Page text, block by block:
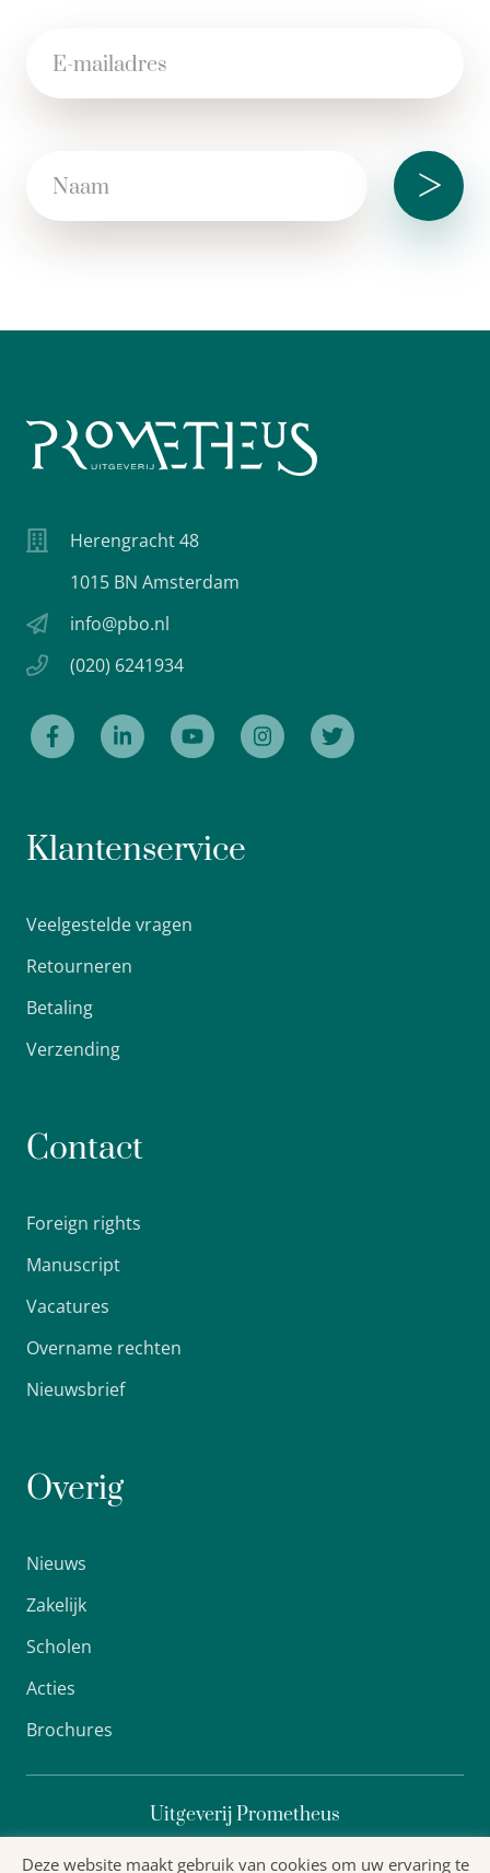
>
Herengracht 48
1015 BN Amsterdam
info@pbo.nl
(020) 6241934
Klantenservice
Veelgestelde vragen
Retourneren
Betaling
Verzending
Contact
Foreign rights
Manuscript
Vacatures
Overname rechten
Nieuwsbrief
Overig
Nieuws
Zakelijk
Scholen
Acties
Brochures
Uitgeverij Prometheus
Deze website maakt gebruik van cookies om uw ervaring te